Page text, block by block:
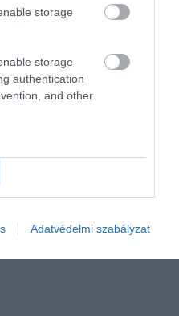
storage
storage
authentication
and other
Adatvédelmi szabályzat
itt az eredmény
ellenőriztek a
intézményben a hatósági